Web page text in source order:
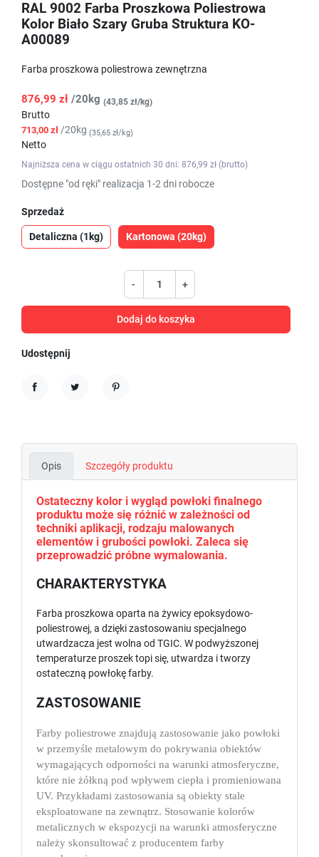
RAL 9002 Farba Proszkowa Poliestrowa
Kolor Biało Szary Gruba Struktura KO-
A00089
Farba proszkowa poliestrowa zewnętrzna
876,99 zł /20kg (43,85 zł/kg)
Brutto
713,00 zł /20kg (35,65 zł/kg)
Netto
Najniższa cena w ciągu ostatnich 30 dni: 876,99 zł (brutto)
Dostępne "od ręki" realizacja 1-2 dni robocze
Sprzedaż
Detaliczna (1kg) Kartonowa (20kg)
- +
Dodaj do koszyka
Udostępnij
Opis Szczegóły produktu
Ostateczny kolor i wygląd powłoki finalnego
produktu może się różnić w zależności od
techniki aplikacji, rodzaju malowanych
elementów i grubości powłoki. Zaleca się
przeprowadzić próbne wymalowania.
CHARAKTERYSTYKA
Farba proszkowa oparta na żywicy epoksydowo-
poliestrowej, a dzięki zastosowaniu specjalnego
utwardzacza jest wolna od TGIC. W podwyższonej
temperaturze proszek topi się, utwardza i tworzy
ostateczną powłokę farby.
ZASTOSOWANIE
Farby poliestrowe znajdują zastosowanie jako powłoki
w przemyśle metalowym do pokrywania obiektów
wymagających odporności na warunki atmosferyczne,
które nie żółkną pod wpływem ciepła i promieniowana
UV. Przykładami zastosowania są obiekty stale
eksploatowane na zewnątrz. Stosowanie kolorów
metalicznych w ekspozycji na warunki atmosferyczne
należy skonsultować z producentem farby